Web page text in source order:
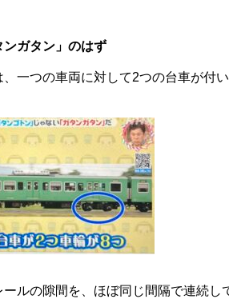
ガタン」のはず
一つの車両に対して2つの台車が付
ルの隙間を、ほぼ同じ間隔で連続し